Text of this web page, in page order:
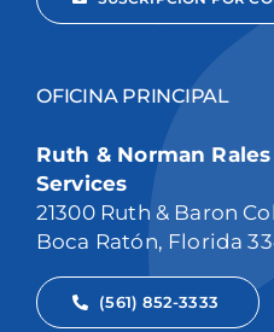
OFICINA PRINCIPAL
Ruth & Norman
Services
21300 Ruth & Baron
Boca Ratón, Florida
(561) 852-3333